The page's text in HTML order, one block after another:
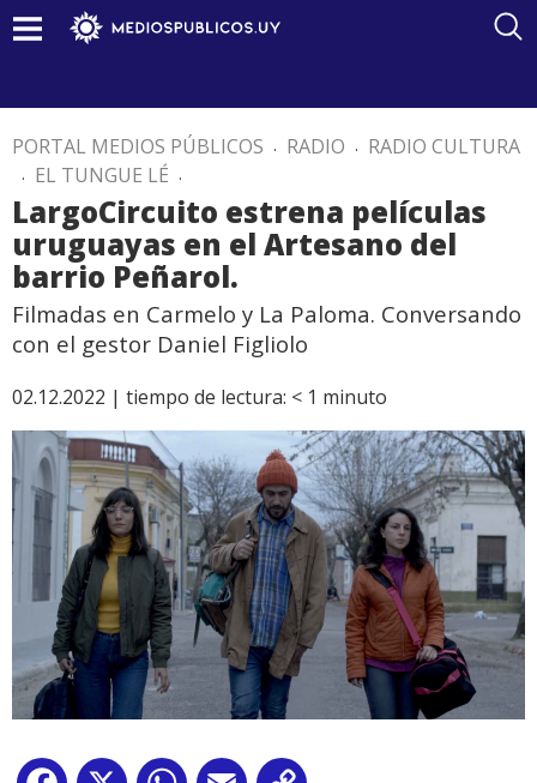
PORTAL MEDIOS PÚBLICOS . RADIO . RADIO CULTURA
. EL TUNGUE LÉ .
LargoCircuito estrena películas
uruguayas en el Artesano del
barrio Peñarol.
Filmadas en Carmelo y La Paloma. Conversando
con el gestor Daniel Figliolo
02.12.2022 | tiempo de lectura: < 1 minuto